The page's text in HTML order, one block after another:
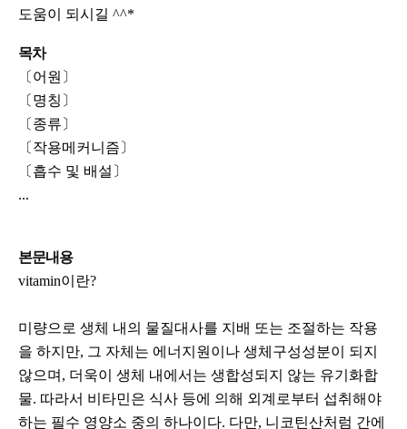
도움이 되시길 ^^*
목차
〔어원〕
〔명칭〕
〔종류〕
〔작용메커니즘〕
〔흡수 및 배설〕
...
본문내용
vitamin이란?
미량으로 생체 내의 물질대사를 지배 또는 조절하는 작용
을 하지만, 그 자체는 에너지원이나 생체구성성분이 되지
않으며, 더욱이 생체 내에서는 생합성되지 않는 유기화합
물. 따라서 비타민은 식사 등에 의해 외계로부터 섭취해야
하는 필수 영양소 중의 하나이다. 다만, 니코틴산처럼 간에